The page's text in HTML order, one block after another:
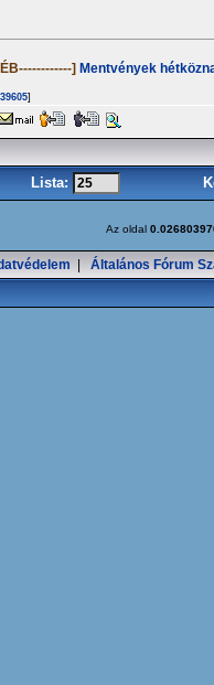
] Mentvények
]
Lista:
Az oldal
Általános Fórum